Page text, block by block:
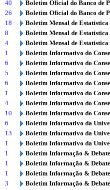
40
Boletim Oficial do Banco de
26
Boletim Oficial do Banco de
18
Boletim Mensal de Estatística
8
Boletim Mensal de Estatística
4
Boletim Mensal de Estatística
1
Boletim Informativo do
6
Boletim Informativo do
5
Boletim Informativo do
6
Boletim Informativo do
1
Boletim Informativo do
4
Boletim Informativo do
10
Boletim Informativo do
6
Boletim Informativo da
13
Boletim Informativo da
1
Boletim Informativo da
1
Boletim Informação & Debate
1
Boletim Informação & Debate
1
Boletim Informação & Debate
3
Boletim Informação & Debate